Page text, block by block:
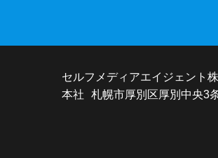
セルフメディアエイジェント
本社 札幌市厚別区厚別中央3